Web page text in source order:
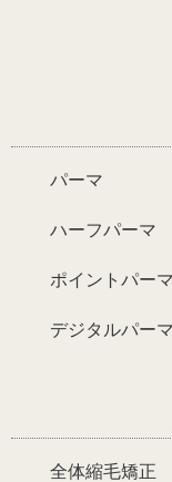
パー
ハーフ
ポイント
デジタル
全体縮毛